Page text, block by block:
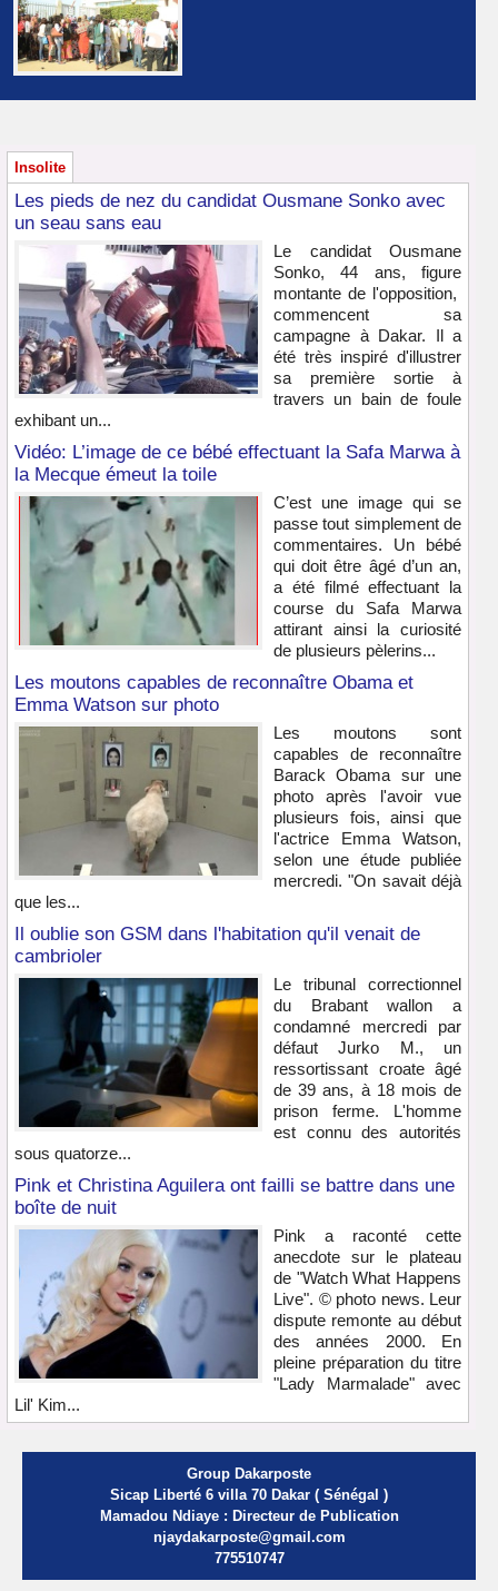
Insolite
Les pieds de nez du candidat Ousmane Sonko avec
un seau sans eau
Le candidat Ousmane
Sonko, 44 ans, figure
montante de l'opposition,
commencent sa
campagne à Dakar. Il a
été très inspiré d'illustrer
sa première sortie à
travers un bain de foule
exhibant un...
Vidéo: L’image de ce bébé effectuant la Safa Marwa à
la Mecque émeut la toile
C’est une image qui se
passe tout simplement de
commentaires. Un bébé
qui doit être âgé d’un an,
a été filmé effectuant la
course du Safa Marwa
attirant ainsi la curiosité
de plusieurs pèlerins...
Les moutons capables de reconnaître Obama et
Emma Watson sur photo
Les moutons sont
capables de reconnaître
Barack Obama sur une
photo après l'avoir vue
plusieurs fois, ainsi que
l'actrice Emma Watson,
selon une étude publiée
mercredi. "On savait déjà
que les...
Il oublie son GSM dans l'habitation qu'il venait de
cambrioler
Le tribunal correctionnel
du Brabant wallon a
condamné mercredi par
défaut Jurko M., un
ressortissant croate âgé
de 39 ans, à 18 mois de
prison ferme. L'homme
est connu des autorités
sous quatorze...
Pink et Christina Aguilera ont failli se battre dans une
boîte de nuit
Pink a raconté cette
anecdote sur le plateau
de "Watch What Happens
Live". © photo news. Leur
dispute remonte au début
des années 2000. En
pleine préparation du titre
"Lady Marmalade" avec
Lil' Kim...
Group Dakarposte
Sicap Liberté 6 villa 70 Dakar ( Sénégal )
Mamadou Ndiaye : Directeur de Publication
njaydakarposte@gmail.com
775510747